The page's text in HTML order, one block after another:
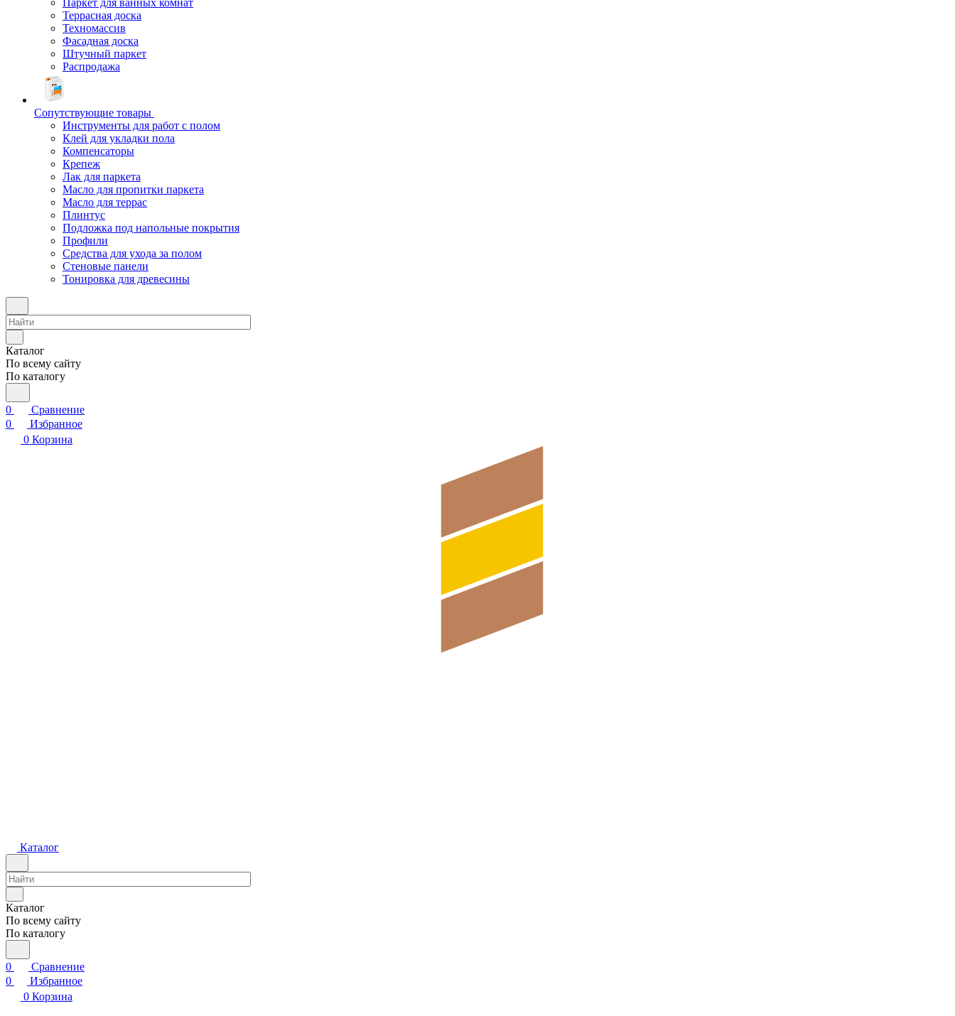
Паркет для ванных комнат
Террасная доска
Техномассив
Фасадная доска
Штучный паркет
Распродажа
Сопутствующие товары
Инструменты для работ с полом
Клей для укладки пола
Компенсаторы
Крепеж
Лак для паркета
Масло для пропитки паркета
Масло для террас
Плинтус
Подложка под напольные покрытия
Профили
Средства для ухода за полом
Стеновые панели
Тонировка для древесины
Каталог
По всему сайту
По каталогу
0
Сравнение
0
Избранное
0 Корзина
Каталог
Каталог
По всему сайту
По каталогу
0
Сравнение
0
Избранное
0 Корзина